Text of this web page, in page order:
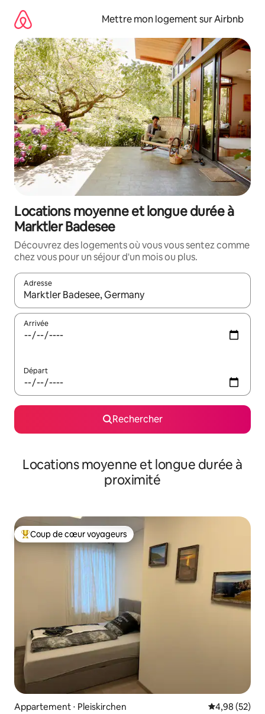
directement
contenu
Mettre mon logement sur Airbnb
Locations moyenne et longue durée à
Marktler Badesee
Découvrez des logements où vous vous sentez comme
chez vous pour un séjour d'un mois ou plus.
Adresse
Lorsque les résultats s'affichent, utilisez les flèches vers le
Arrivée
Départ
Rechercher
Locations moyenne et longue durée à
proximité
Coups de cœur voyageurs les plus appréciés
Coup de cœur voyageurs
Appartement ⋅ Pleiskirchen Évaluation
4,98 (52)